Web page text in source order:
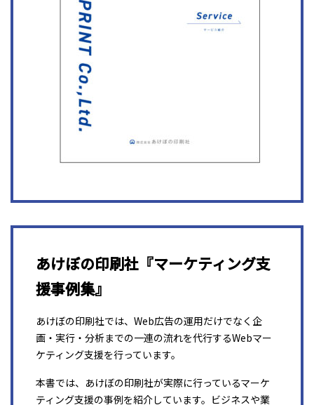
あけぼの印刷社『マーケティング支
援事例集』
あけぼの印刷社では、Web広告の運用だけでなく企
画・実行・分析までの一連の流れを代行するWebマー
ケティング支援を行っています。
本書では、あけぼの印刷社が実際に行っているマーケ
ティング支援の事例を紹介しています。ビジネスや業